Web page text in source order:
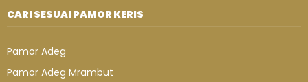
CARI SESUAI PAMOR KERIS
Pamor Adeg
Pamor Adeg Mrambut